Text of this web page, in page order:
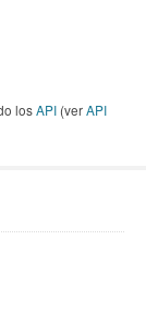
losAPI (verAPI